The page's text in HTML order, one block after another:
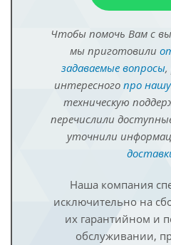
Чтобы помочь Вам с
мы приготовили
задаваемые вопросы,
интересного про
техническую
перечислили
уточнили
Наша компания
исключительно на
их гарантийном и
обслуживании,